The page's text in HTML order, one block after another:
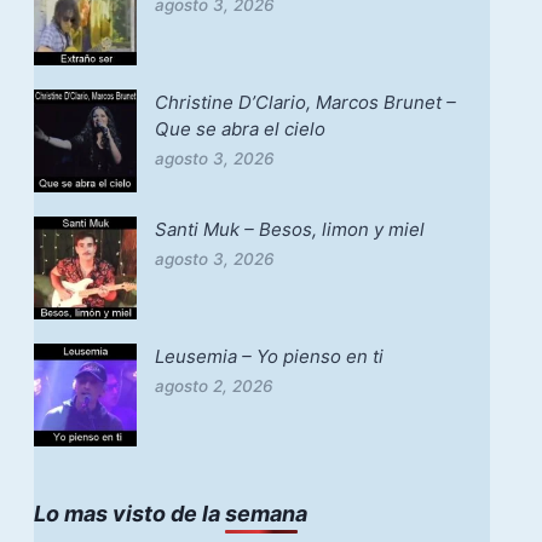
agosto 3, 2026
Christine D’Clario, Marcos Brunet –
Que se abra el cielo
agosto 3, 2026
Santi Muk – Besos, limon y miel
agosto 3, 2026
Leusemia – Yo pienso en ti
agosto 2, 2026
Lo mas visto de la semana